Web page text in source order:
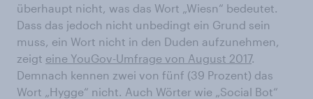
überhaupt nicht, was das Wort „Wiesn“ bedeutet.
Dass das jedoch nicht unbedingt ein Grund sein
muss, ein Wort nicht in den Duden aufzunehmen,
zeigt eine YouGov-Umfrage von August 2017.
Demnach kennen zwei von fünf (39 Prozent) das
Wort „Hygge“ nicht. Auch Wörter wie „Social Bot“